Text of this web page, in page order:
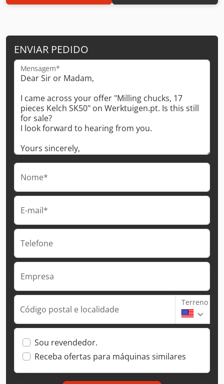
ENVIAR PEDIDO
Mensagem*
Nome*
E-mail*
Telefone
Empresa
Código postal e localidade
Terreno
Sou revendedor.
Receba ofertas para máquinas similares